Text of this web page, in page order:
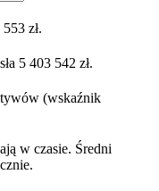
zł.
5 403 542 zł.
(wskaźnik
w czasie. Średni